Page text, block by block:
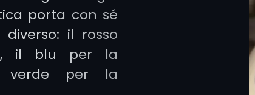
porta con sé
il rosso
il blu per la
verde per la